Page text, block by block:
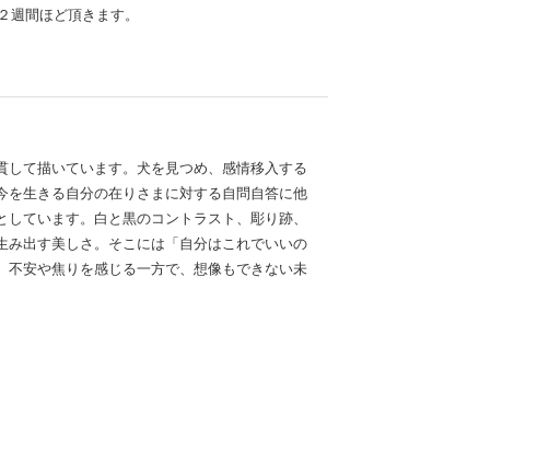
週間ほど頂きます。
て描いています。犬を見つめ、感情移入する
生きる自分の在りさまに対する自問自答に他
ています。白と黒のコントラスト、彫り跡、
出す美しさ。そこには「自分はこれでいいの
安や焦りを感じる一方で、想像もできない未